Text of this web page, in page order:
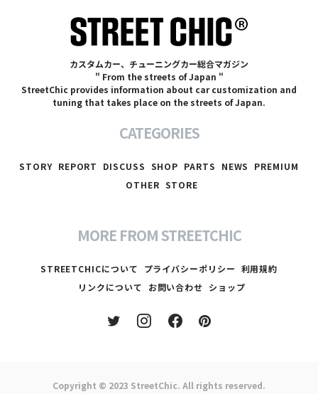
カスタムカー、チューニングカー総合マガジン
" From the streets of Japan "
StreetChic provides information about car customization and
tuning that takes place on the streets of Japan.
CATEGORIES
STORY REPORT DISCUSS SHOP PARTS NEWS
PREMIUM
OTHER STORE
MORE FROM STREETCHIC
STREETCHICについて プライバシーポリシー 利用規約
リンクについて
お問い合わせ ショップ
Copyright © 2023 StreetChic. All rights reserved.